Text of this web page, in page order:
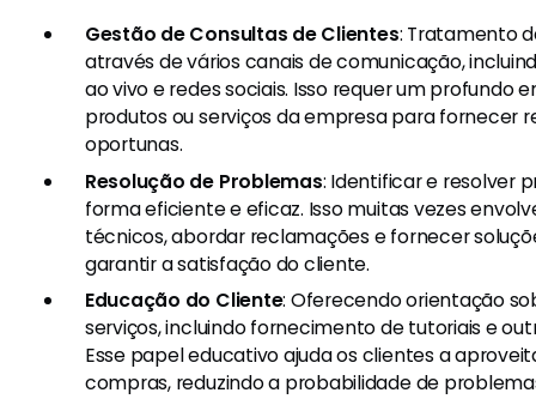
Gestão de Consultas de Clientes: Tratamento
através de vários canais de comunicação,
ao vivo e redes sociais. Isso requer um profundo
produtos ou serviços da empresa para fornecer
oportunas.
Resolução de Problemas: Identificar e resolver
forma eficiente e eficaz. Isso muitas vezes
técnicos, abordar reclamações e fornecer
garantir a satisfação do cliente.
Educação do Cliente: Oferecendo orientação
serviços, incluindo fornecimento de tutoriais e
Esse papel educativo ajuda os clientes a
compras, reduzindo a probabilidade de